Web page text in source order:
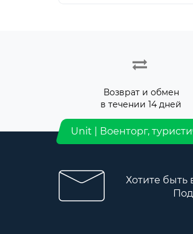
Возврат и обмен
в течении 14 дней
Unit | Военторг,
Хотите быть